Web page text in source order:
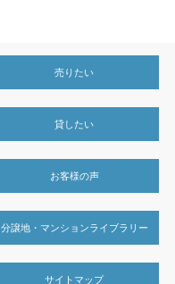
売りたい
貸したい
お客様の声
分譲地・マンションライブラリー
サイトマップ